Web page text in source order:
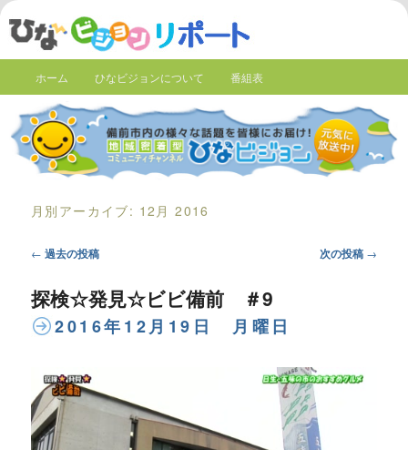
ホーム ひなビジョンについて 番組表
月別アーカイブ: 12月 2016
Post
← 過去の投稿 次の投稿 →
探検☆発見☆ビビ備前 ＃9
2016年12月19日 月曜日